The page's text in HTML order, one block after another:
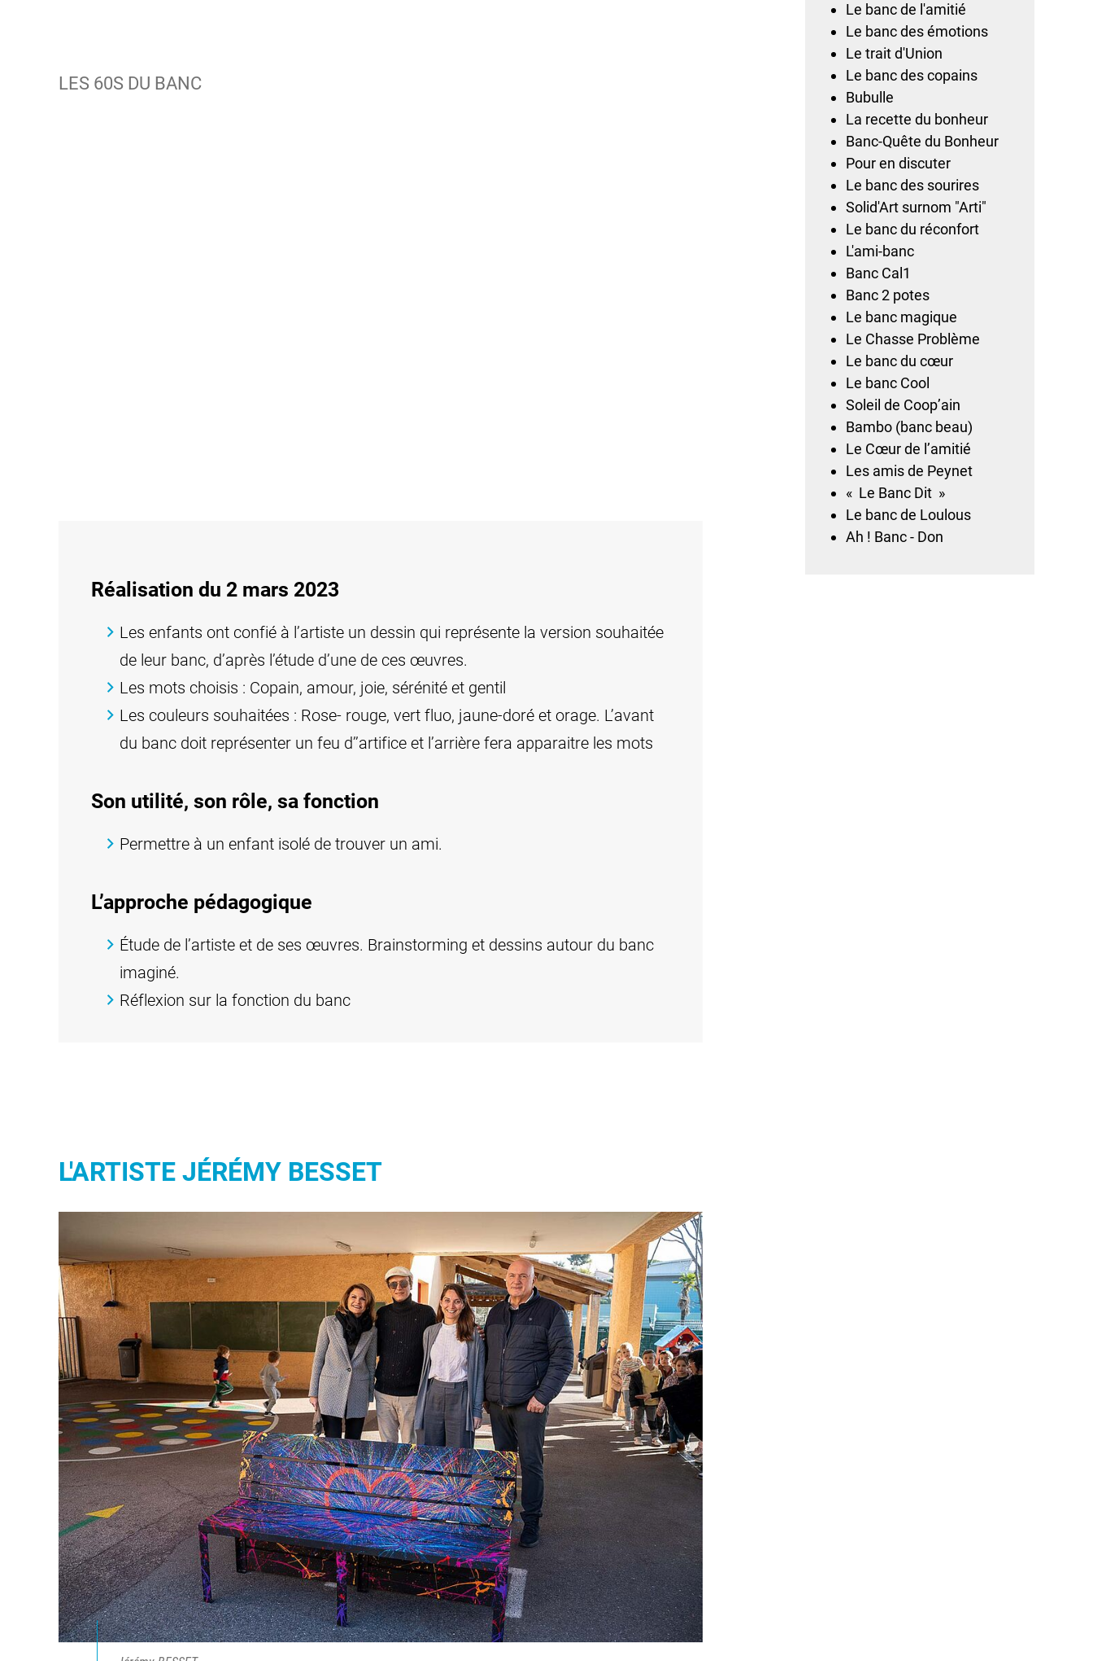
LES 60S DU BANC
Réalisation du 2 mars 2023
Les enfants ont confié à l’artiste un dessin qui représente la version souhaitée
de leur banc, d’après l’étude d’une de ces œuvres.
Les mots choisis : Copain, amour, joie, sérénité et gentil
Les couleurs souhaitées : Rose- rouge, vert fluo, jaune-doré et orage. L’avant
du banc doit représenter un feu d’’artifice et l’arrière fera apparaitre les mots
Son utilité, son rôle, sa fonction
Permettre à un enfant isolé de trouver un ami.
L’approche pédagogique
Étude de l’artiste et de ses œuvres. Brainstorming et dessins autour du banc
imaginé.
Réflexion sur la fonction du banc
L'ARTISTE JÉRÉMY BESSET
Le banc de l'amitié
Le banc des émotions
Le trait d'Union
Le banc des copains
Bubulle
La recette du bonheur
Banc-Quête du Bonheur
Pour en discuter
Le banc des sourires
Solid'Art surnom "Arti"
Le banc du réconfort
L'ami-banc
Banc Cal1
Banc 2 potes
Le banc magique
Le Chasse Problème
Le banc du cœur
Le banc Cool
Soleil de Coop’ain
Bambo (banc beau)
Le Cœur de l’amitié
Les amis de Peynet
« Le Banc Dit »
Le banc de Loulous
Ah ! Banc - Don